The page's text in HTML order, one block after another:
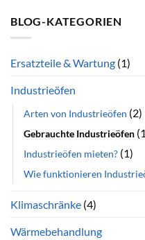
BLOG-KATEGORIEN
Ersatzteile & Wartung (1)
Industrieöfen
Arten von Industrieöfen (2)
Gebrauchte Industrieöfen
Industrieöfen mieten? (1)
Wie funktionieren
Klimaschränke (4)
Wärmebehandlung